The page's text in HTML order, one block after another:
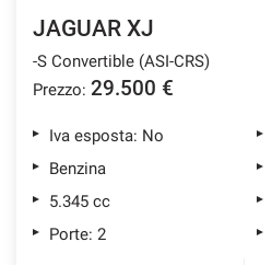
JAGUAR XJ
-S Convertible (ASI-CRS)
Prezzo: 29.500 €
Iva esposta: No
Benzina
5.345 cc
Porte: 2